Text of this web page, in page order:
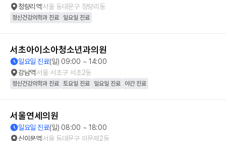
청량리역서울 동대문구 청량리동
정신건강의학과 진료 일요일 진료
서초아이소아청소년과의원
일요일 진료(일) 09:00 ~ 14:00
강남역서울 서초구 서초2동
정신건강의학과 진료 토요일 진료 일요일 진료 야간 진료
서울연세의원
일요일 진료(일) 08:00 ~ 18:00
신이문역서울 동대문구 이문제2동